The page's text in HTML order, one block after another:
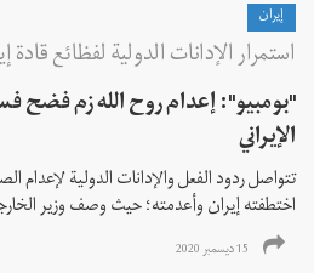
إيران
استمرار الإدانات الدولية لفظائع قادة
"بومبيو": إعدام روح الله زم فضح
الإيراني
تتواصل ردود الفعل والإدانات الدولية لإعدام
اختطفته إيران وأعدمته؛ حيث وصف وزير
15 ديسمبر 2020